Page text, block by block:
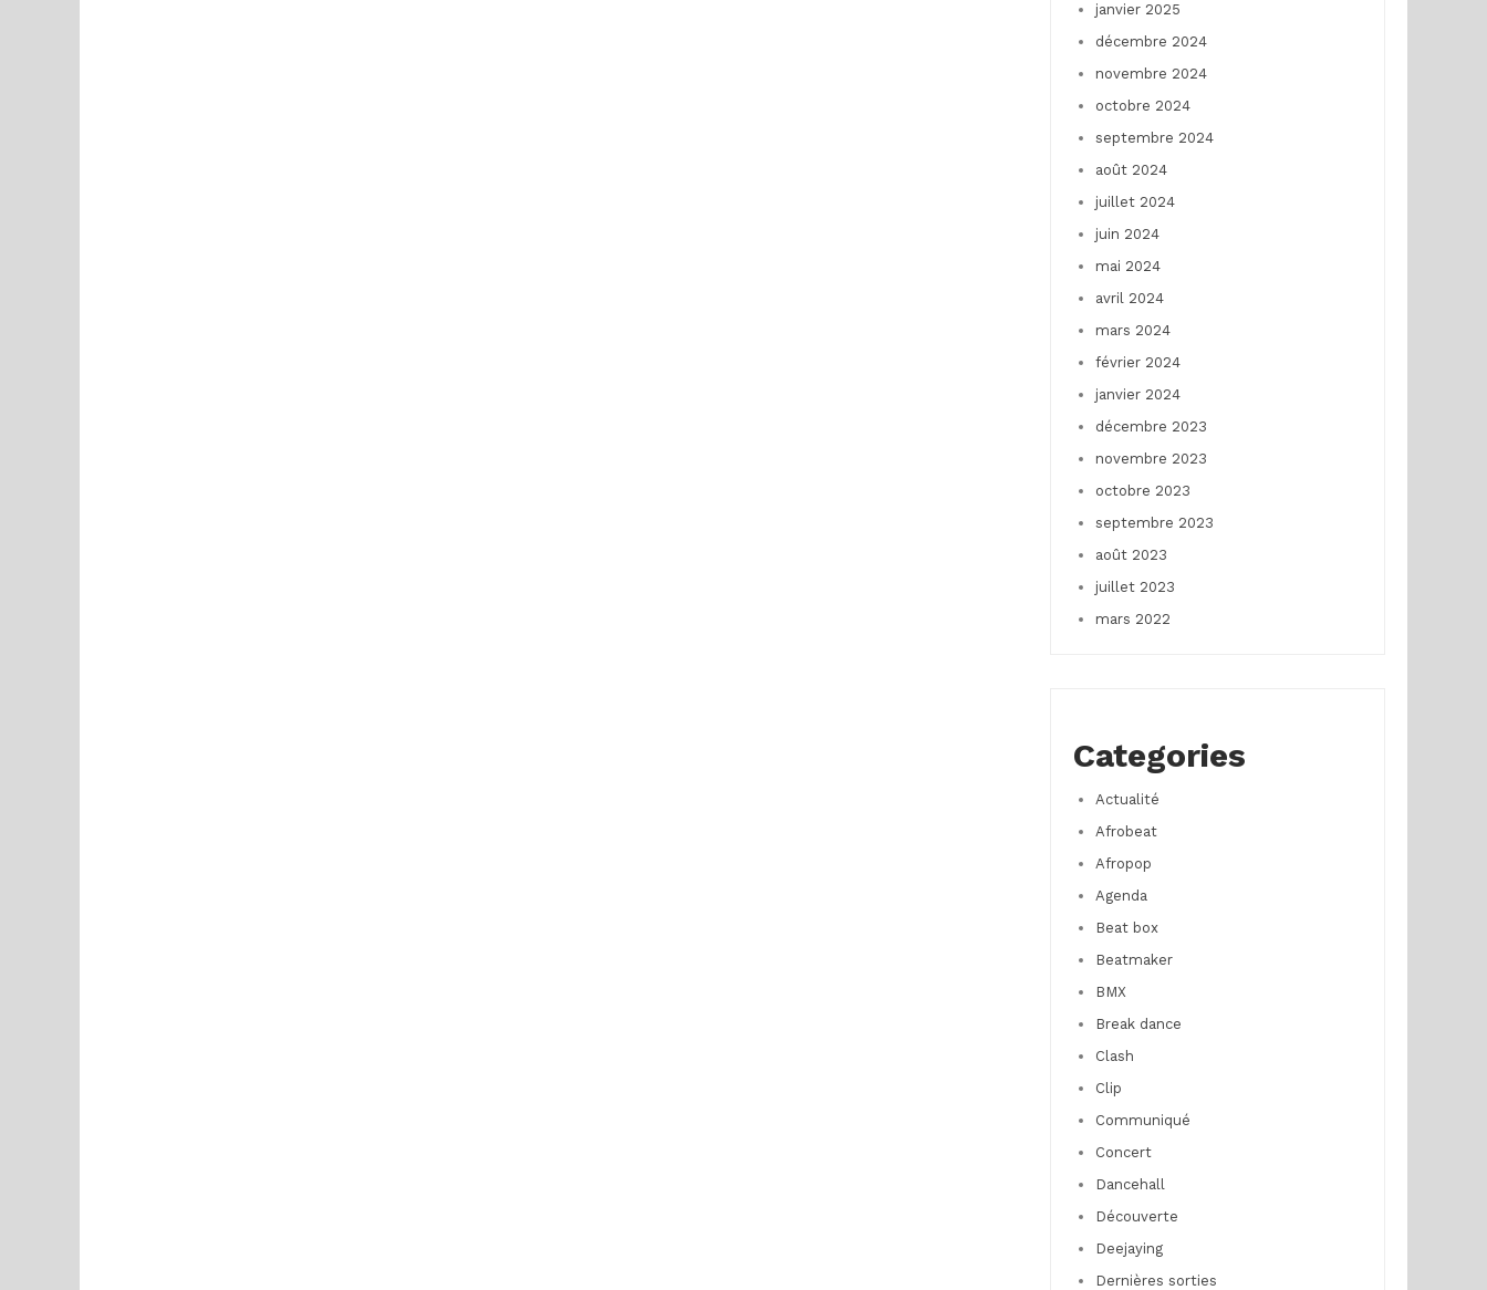
janvier 2025
décembre 2024
novembre 2024
octobre 2024
septembre 2024
août 2024
juillet 2024
juin 2024
mai 2024
avril 2024
mars 2024
février 2024
janvier 2024
décembre 2023
novembre 2023
octobre 2023
septembre 2023
août 2023
juillet 2023
mars 2022
Categories
Actualité
Afrobeat
Afropop
Agenda
Beat box
Beatmaker
BMX
Break dance
Clash
Clip
Communiqué
Concert
Dancehall
Découverte
Deejaying
Dernières sorties